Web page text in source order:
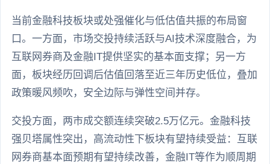
当前金融科技板块或处强催化与低估值共振的布局窗
口。一方面，市场交投持续活跃与AI技术深度融合，为
互联网券商及金融IT提供坚实的基本面支撑；另一方
面，板块经历回调后估值回落至近三年历史低位，叠加
政策暖风频吹，安全边际与弹性空间并存。
交投方面，两市成交额连续突破2.5万亿元。金融科技
强贝塔属性突出，高流动性下板块有望持续受益：互联
网券商基本面预期有望持续改善，金融IT等作为顺周期